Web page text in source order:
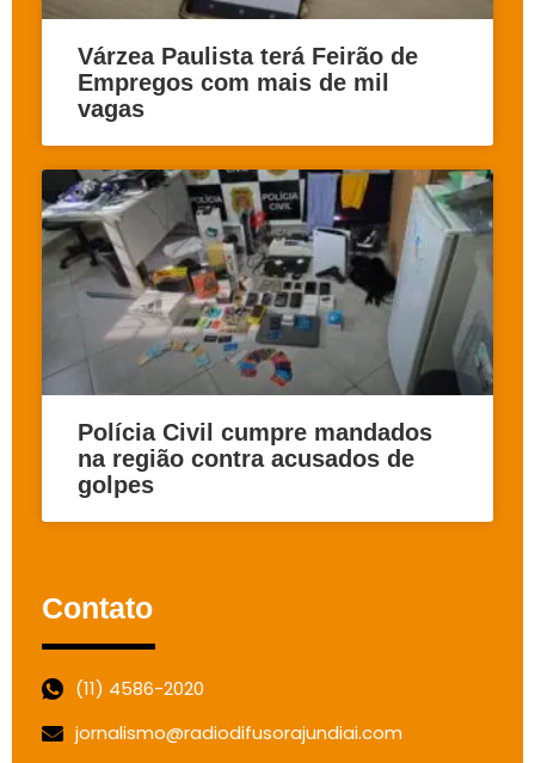
Várzea Paulista terá Feirão de
Empregos com mais de mil
vagas
Polícia Civil cumpre mandados
na região contra acusados de
golpes
Contato
(11) 4586-2020
jornalismo@radiodifusorajundiai.com